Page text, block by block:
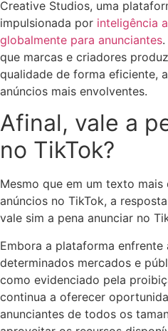
Creative Studios, uma
impulsionada por inteligência
globalmente para anunciantes
que marcas e criadores
qualidade de forma eficiente,
anúncios mais envolventes.
Afinal, vale a
no TikTok?
Mesmo que em um texto
anúncios no TikTok, a
vale sim a pena anunciar no
Embora a plataforma enfrente
determinados mercados e
como evidenciado pela
continua a oferecer
anunciantes de todos os